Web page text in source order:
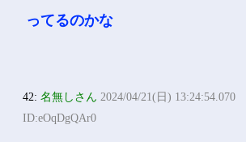
ってるのかな
42:名無しさん 2024/04/21(日) 13:24:54.070
ID:eOqDgQAr0